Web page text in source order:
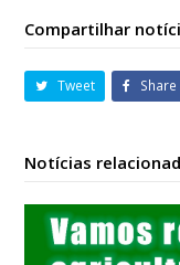
Compartilhar
Tweet Share
Notícias